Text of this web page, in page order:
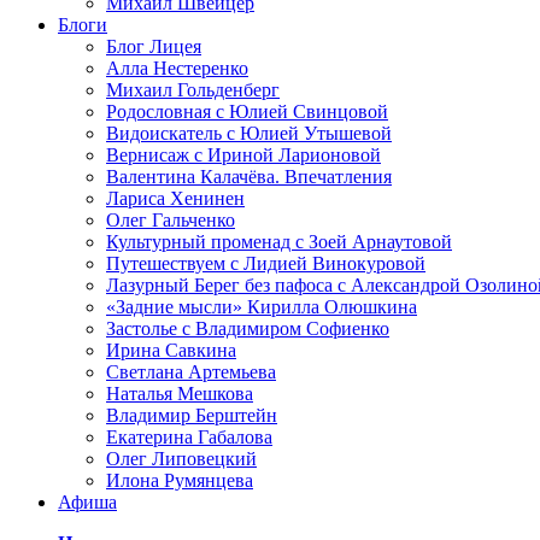
Блоги
Блог Лицея
Алла Нестеренко
Михаил Гольденберг
Родословная с Юлией Свинцовой
Видоискатель с Юлией Утышевой
Вернисаж с Ириной Ларионовой
Валентина Калачёва. Впечатления
Лариса Хенинен
Олег Гальченко
Культурный променад с Зоей Арнаутовой
Путешествуем с Лидией Винокуровой
Лазурный Берег без пафоса с Александрой
«Задние мысли» Кирилла Олюшкина
Застолье с Владимиром Софиенко
Ирина Савкина
Светлана Артемьева
Наталья Мешкова
Владимир Берштейн
Екатерина Габалова
Олег Липовецкий
Илона Румянцева
Афиша